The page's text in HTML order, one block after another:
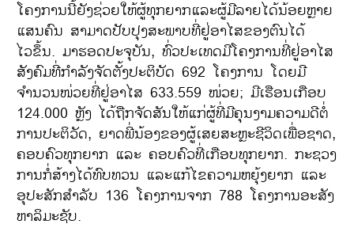
ໂຄງການນີ້ຍັງຊ່ວຍໃຫ້ຜູ້ທຸກຍາກແລະຜູ້ມີລາຍໄດ້ນ້ອຍຫຼາຍ
ແສນຄົນ ສາມາດປັບປຸງສະພາບທີ່ຢູ່ອາໄສຂອງຕົນໄດ້
ໄວຂຶ້ນ. ມາຮອດປະຈຸບັນ, ທົ່ວປະເທດມີໂຄງການທີ່ຢູ່ອາໄສ
ສັງຄົມທີ່ກຳລັງຈັດຕັ້ງປະຕິບັດ 692 ໂຄງການ ໂດຍມີ
ຈຳນວນໜ່ວຍທີ່ຢູ່ອາໄສ 633.559 ໜ່ວຍ; ມີເຮືອນເກືອບ
124.000 ຫຼັງ ໄດ້ຖືກຈັດສັນໃຫ້ແກ່ຜູ້ທີ່ມີຄຸນງາມຄວາມດີຕໍ່
ການປະຕິວັດ, ຍາດພີ່ນ້ອງຂອງຜູ້ເສຍສະຫຼະຊີວິດເພື່ອຊາດ,
ຄອບຄົວທຸກຍາກ ແລະ ຄອບຄົວທີ່ເກືອບທຸກຍາກ. ກະຊວງ
ການກໍ່ສ້າງໄດ້ທົບທວນ ແລະແກ້ໄຂຄວາມຫຍຸ້ງຍາກ ແລະ
ອຸປະສັກສຳລັບ 136 ໂຄງການຈາກ 788 ໂຄງການອະສັງ
ຫາລິມະຊັບ.